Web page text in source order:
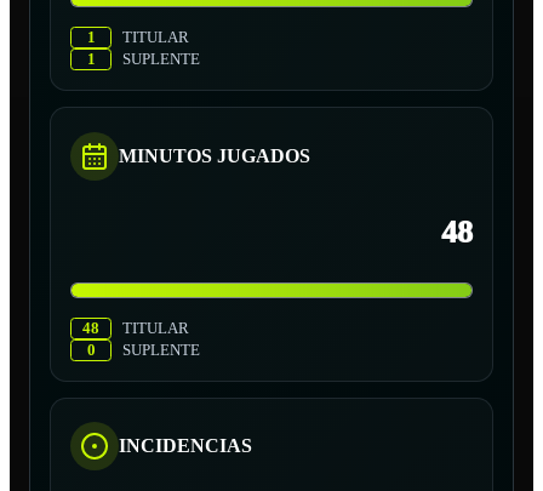
1
TITULAR
1
SUPLENTE
MINUTOS JUGADOS
48
48
TITULAR
0
SUPLENTE
INCIDENCIAS